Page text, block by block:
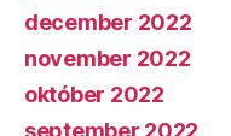
december 2022
november 2022
október 2022
september 2022